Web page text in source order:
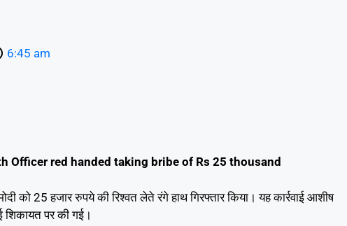
6:45 am
Officer red handed taking bribe of Rs 25 thousand
को 25 हजार रुपये की रिश्वत लेते रंगे हाथ गिरफ्तार किया। यह कार्रवाई आशीष
शिकायत पर की गई।